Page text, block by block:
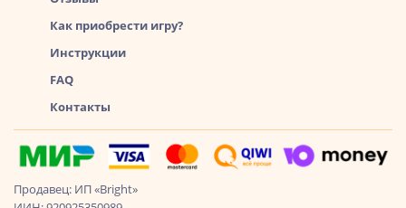
Как приобрести игру?
Инструкции
FAQ
Контакты
Продавец: ИП «Bright»